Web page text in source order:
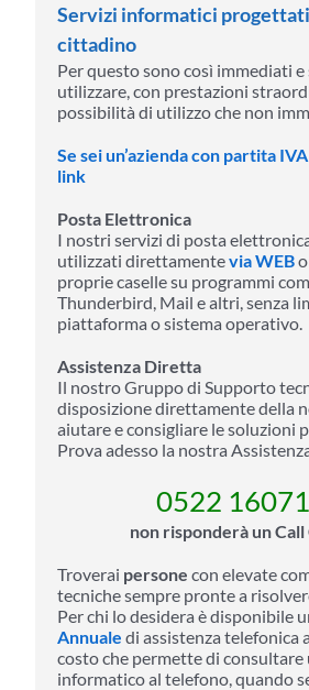
Servizi informatici
cittadino
Per questo sono così immediati e
utilizzare, con prestazioni
possibilità di utilizzo che non
Se sei un’azienda con partita
link
Posta Elettronica
I nostri servizi di posta
utilizzati direttamentevia WEBo
proprie caselle su programmi
Thunderbird, Mail e altri, senza
piattaforma o sistema operativo.
Assistenza Diretta
Il nostro Gruppo di Supporto
disposizione direttamente della
aiutare e consigliare le soluzioni
Prova adesso la nostra
0522
non risponderà un
Troverai persone con elevate
tecniche sempre pronte a
Per chi lo desidera è disponibile
Annuale di assistenza telefonica
costo che permette di consultare
informatico al telefono, quando